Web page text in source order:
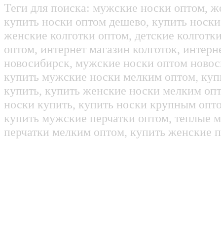
Теги для поиска: мужские носки оптом,
купить носки оптом дешево, купить
женские колготки оптом, детские
оптом, интернет магазин колготок,
новосибирск, мужские носки оптом
купить мужские носки мелким оптом,
купить, купить женские носки мелким
носки купить, купить носки крупным
купить мужские перчатки оптом, теплые
перчатки мелким оптом, купить женские